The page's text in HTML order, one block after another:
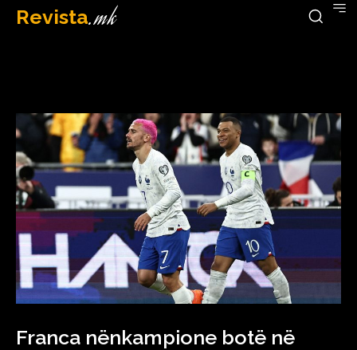
Revista.mk
March 26, 2023
Franca nënkampione botë në